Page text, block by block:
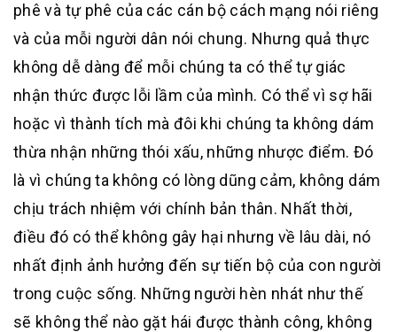
phê và tự phê của các cán bộ cách mạng nói riêng
và của mỗi người dân nói chung. Nhưng quả thực
không dễ dàng để mỗi chúng ta có thể tự giác
nhận thức được lỗi lầm của mình. Có thể vì sợ hãi
hoặc vì thành tích mà đôi khi chúng ta không dám
thừa nhận những thói xấu, những nhược điểm. Đó
là vì chúng ta không có lòng dũng cảm, không dám
chịu trách nhiệm với chính bản thân. Nhất thời,
điều đó có thể không gây hại nhưng về lâu dài, nó
nhất định ảnh hưởng đến sự tiến bộ của con người
trong cuộc sống. Những người hèn nhát như thế
sẽ không thể nào gặt hái được thành công, không